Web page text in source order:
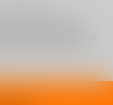
obligatoires.
1978 modifiée relative à
et au règlement européen
Protection des Données (RGPD),
rectification, de suppression des